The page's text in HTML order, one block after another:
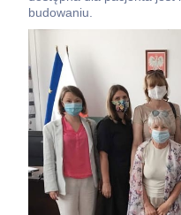
budowaniu.